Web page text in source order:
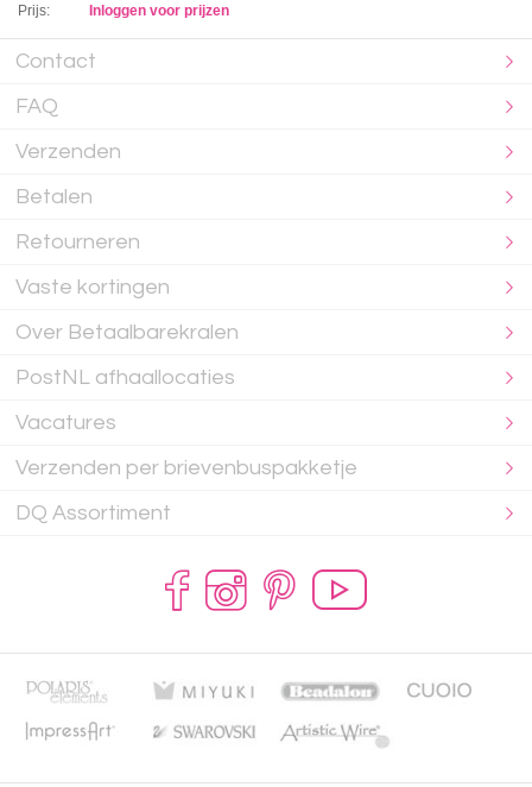
Prijs:
Inloggen voor prijzen
Contact
FAQ
Verzenden
Betalen
Retourneren
Vaste kortingen
Over Betaalbarekralen
PostNL afhaallocaties
Vacatures
Verzenden per brievenbuspakketje
DQ Assortiment